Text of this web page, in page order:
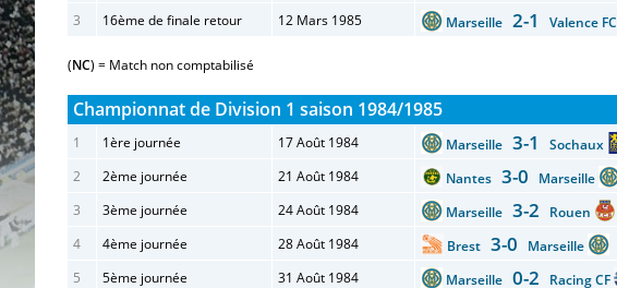
3
16ème de finale retour 12 Mars 1985 Marseille 2-1 Valence FC
(NC) = Match non comptabilisé
Championnat de Division 1 saison 1984/1985
1 1ère journée 17 Août 1984 Marseille 3-1
Sochaux
2
2ème journée 21 Août 1984 Nantes3-0 Marseille
3
3ème journée 24 Août 1984 Marseille 3-2 Rouen
4
4ème journée 28 Août 1984 Brest 3-0 Marseille
5
5ème journée 31 Août 1984 Marseille 0-2 Racing CF